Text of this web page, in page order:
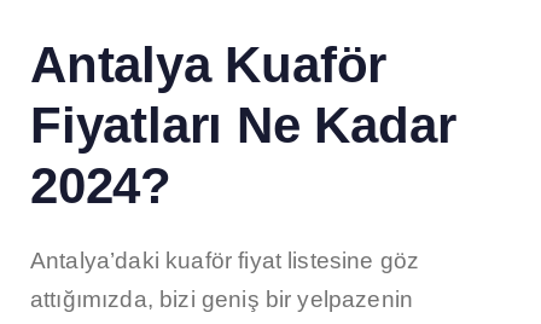
Antalya Kuaför
Fiyatları Ne Kadar
2024?
Antalya’daki kuaför fiyat listesine göz
attığımızda, bizi geniş bir yelpazenin